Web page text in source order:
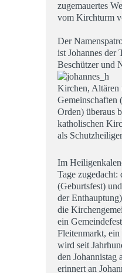
zugemauertes
vom Kirchturm
Der
ist Johannes der
Beschützerund
Kirchen, Altären
Gemeinschaften
Orden) überaus
katholischen
als
Im
Tage zugedacht:
(Geburtsfest)
der
die
ein
Fleitenmarkt,
wird seit
den Johannistag
erinnert an